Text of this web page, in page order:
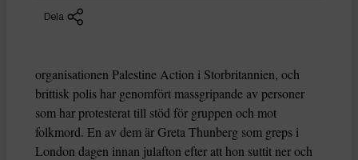
Dela
organisationen Palestine Action i Storbritannien, och
brittisk polis har genomfört massgripande av personer
som har protesterat till stöd för gruppen och mot
folkmord. En av dem är Greta Thunberg som greps i
London dagen innan julafton efter att hon suttit ner och